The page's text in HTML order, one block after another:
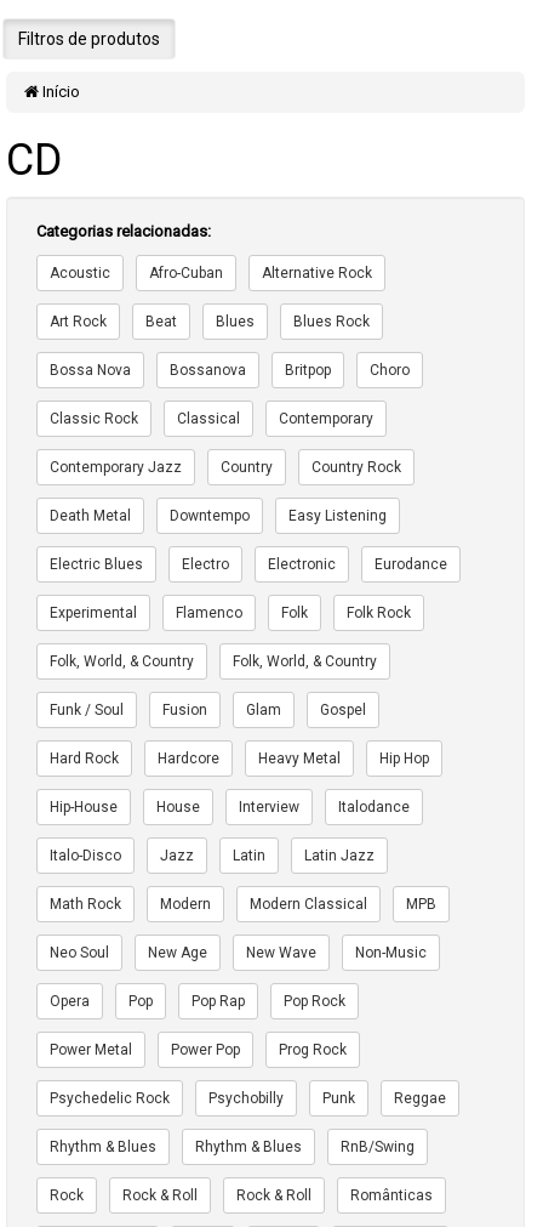
Filtros de produtos
Início
CD
Categorias relacionadas:
Acoustic Afro-Cuban Alternative Rock
Art Rock Beat Blues Blues Rock
Bossa Nova Bossanova Britpop Choro
Classic Rock Classical Contemporary
Contemporary Jazz Country Country Rock
Death Metal Downtempo Easy Listening
Electric Blues Electro Electronic Eurodance
Experimental Flamenco Folk Folk Rock
Folk, World, & Country Folk, World, & Country
Funk / Soul Fusion Glam Gospel
Hard Rock Hardcore Heavy Metal Hip Hop
Hip-House House Interview Italodance
Italo-Disco Jazz Latin Latin Jazz
Math Rock Modern Modern Classical MPB
Neo Soul New Age New Wave Non-Music
Opera Pop Pop Rap Pop Rock
Power Metal Power Pop Prog Rock
Psychedelic Rock Psychobilly Punk Reggae
Rhythm & Blues Rhythm & Blues RnB/Swing
Rock Rock & Roll Rock & Roll Românticas